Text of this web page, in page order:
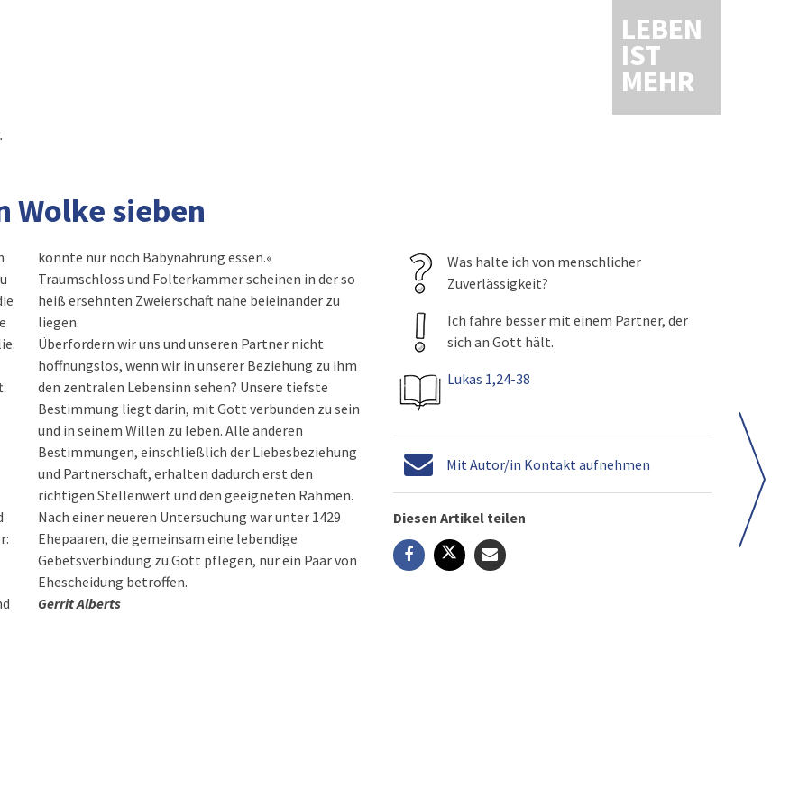
LEBEN
IST
MEHR
Wolke sieben
konnte nur noch Babynahrung essen.«
Traumschloss und Folterkammer scheinen in der so
heiß ersehnten Zweierschaft nahe beieinander zu
liegen.
Überfordern wir uns und unseren Partner nicht
hoffnungslos, wenn wir in unserer Beziehung zu ihm
den zentralen Lebensinn sehen? Unsere tiefste
Bestimmung liegt darin, mit Gott verbunden zu sein
und in seinem Willen zu leben. Alle anderen
Bestimmungen, einschließlich der Liebesbeziehung
und Partnerschaft, erhalten dadurch erst den
richtigen Stellenwert und den geeigneten Rahmen.
Nach einer neueren Untersuchung war unter 1429
Ehepaaren, die gemeinsam eine lebendige
Gebetsverbindung zu Gott pflegen, nur ein Paar von
Ehescheidung betroffen.
Gerrit Alberts
Was halte ich von menschlicher
Zuverlässigkeit?
Ich fahre besser mit einem Partner, der
sich an Gott hält.
Lukas 1,24-38
Mit Autor/in Kontakt aufnehmen
Diesen Artikel teilen